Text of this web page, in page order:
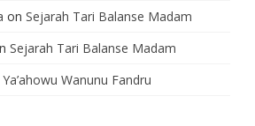
on Sejarah Tari Balanse Madam
Sejarah Tari Balanse Madam
Ya’ahowu Wanunu Fandru